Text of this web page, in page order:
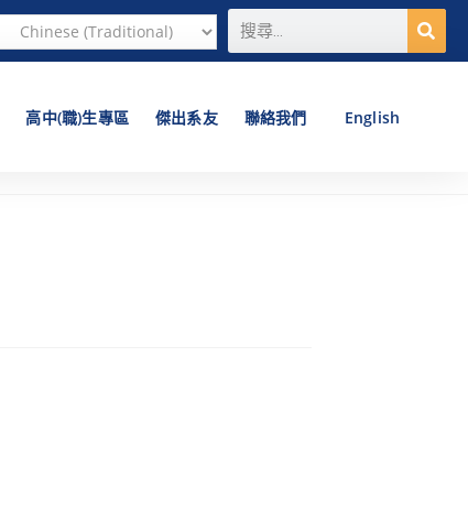
高中(職)生專區 傑出系友 聯絡我們 English